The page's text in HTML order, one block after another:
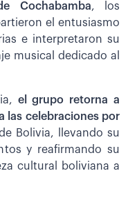
Cochabamba, los
el entusiasmo
e interpretaron su
musical dedicado al
el grupo retorna a
las celebraciones por
Bolivia, llevando su
y reafirmando su
cultural boliviana a